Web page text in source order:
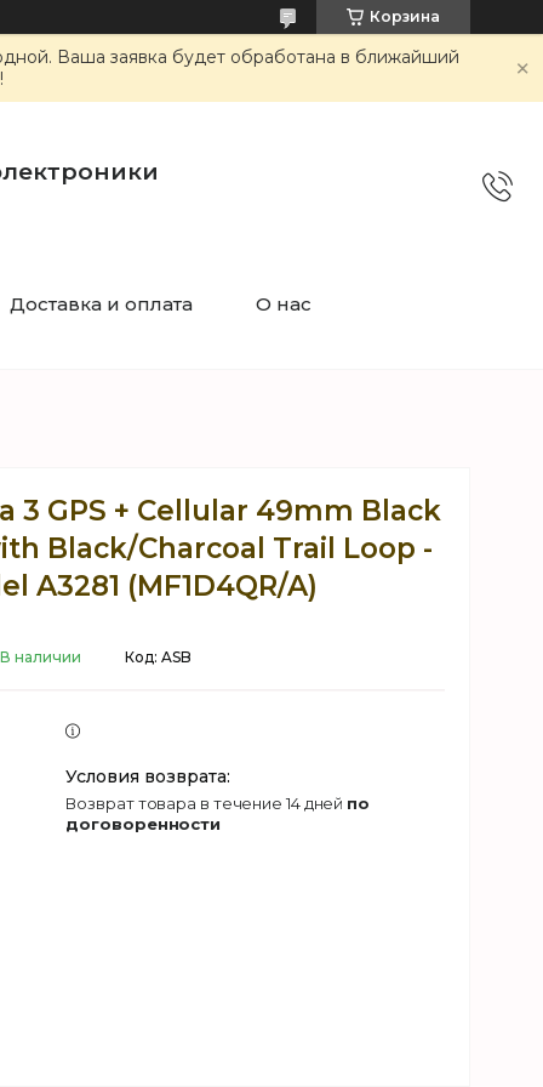
Корзина
Ваша заявка будет обработана в ближайший
Доставка и оплата О нас
3 GPS + Cellular 49mm Black
Black/Charcoal Trail Loop -
A3281 (MF1D4QR/A)
В наличии Код: ASB
возврат товара в течение 14 дней по
договоренности